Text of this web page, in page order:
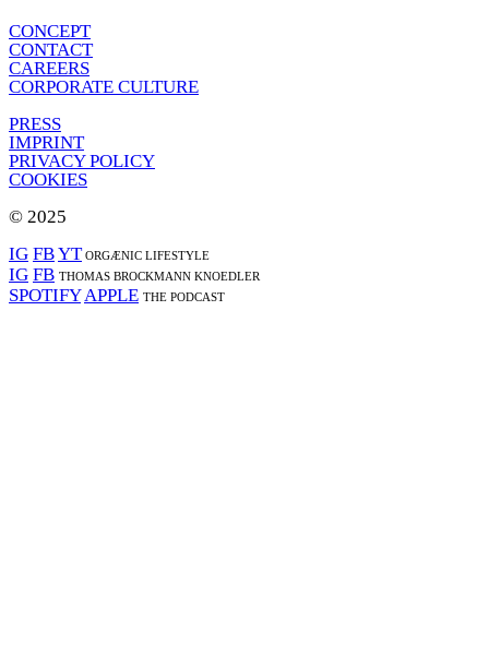
CONCEPT
CONTACT
CAREERS
CORPORATE CULTURE
PRESS
IMPRINT
PRIVACY POLICY
COOKIES
© 2025
IG FBYTORGÆNIC LIFESTYLE
IG FB THOMAS BROCKMANN KNOEDLER
SPOTIFY APPLE THE PODCAST